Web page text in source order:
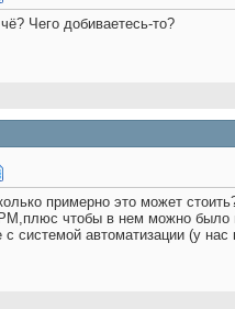
Чего добиваетесь-то?
примерно это может
чтобы в нем можно было
с системой автоматизации (у